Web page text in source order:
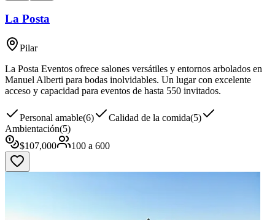
La Posta
Pilar
La Posta Eventos ofrece salones versátiles y entornos arbolados en
Manuel Alberti para bodas inolvidables. Un lugar con excelente
acceso y capacidad para eventos de hasta 550 invitados.
Personal amable(6) Calidad de la comida(5)
Ambientación(5)
$107,000 100 a 600